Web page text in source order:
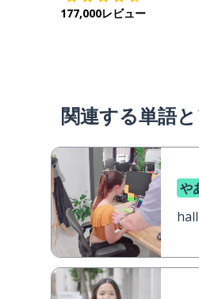
177,000レビュー
関連する単語
や